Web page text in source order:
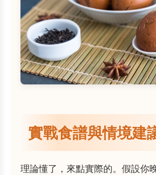
實戰食譜與情境建
理論懂了，來點實際的。假設你